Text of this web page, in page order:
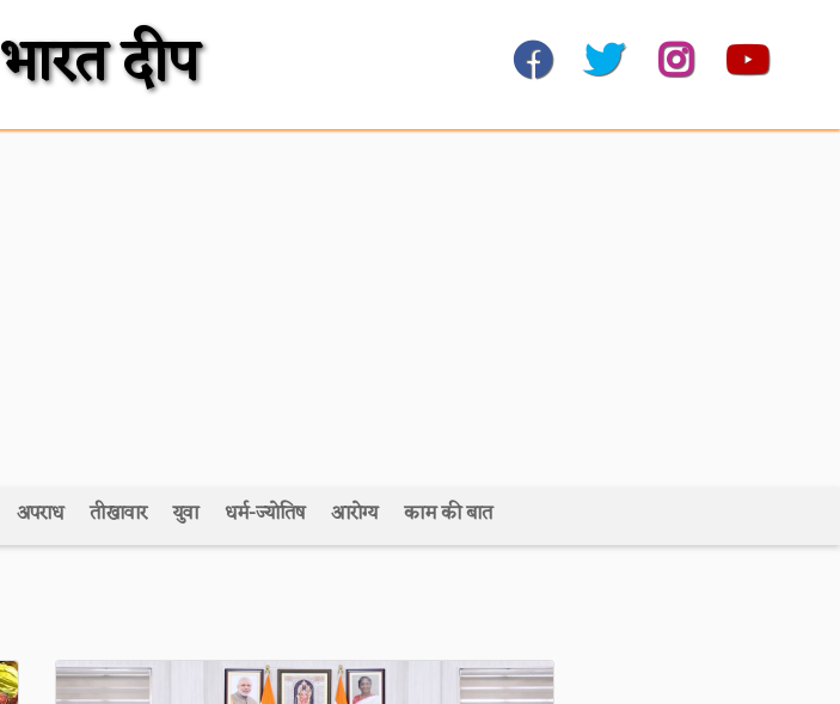
भारत दीप
अपराध तीखावार युवा धर्म-ज्योतिष आरोग्य काम की बात